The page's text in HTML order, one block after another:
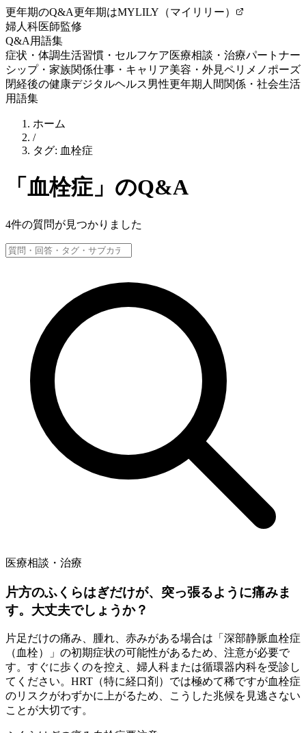
更年期のQ&A更年期はMYLILY（マイリリー）
婦人科医師監修
Q&A 用語集
症状・体調生活習慣・セルフケア医療相談・治療パートナー
シップ・家族関係仕事・キャリア美容・外見ペリメノポーズ
閉経後の健康デジタルヘルス男性更年期 人間関係・社会生活
用語集
ホーム
/
タグ: 血栓症
「 血栓症」のQ&A
4件の質問が見つかりました
医療相談・治療
片方のふくらはぎだけが、突っ張るように痛みま
す。大丈夫でしょうか？
片足だけの痛み、腫れ、赤みがある場合は「深部静脈血栓症
（血栓）」の初期症状の可能性があるため、注意が必要で
す。すぐに歩くのを控え、婦人科または循環器内科を受診し
てください。HRT（特に経口剤）では極めて稀ですが血栓症
のリスクがわずかに上がるため、こうした兆候を見逃さない
ことが大切です。